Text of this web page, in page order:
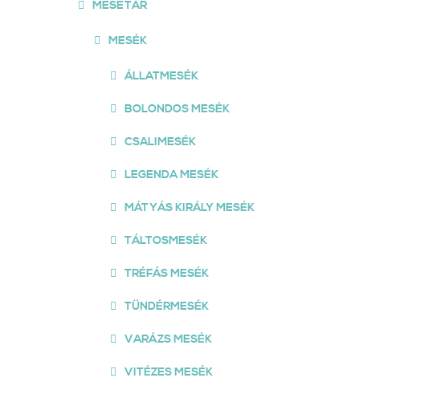
MESETÁR
MESÉK
ÁLLATMESÉK
BOLONDOS MESÉK
CSALIMESÉK
LEGENDA MESÉK
MÁTYÁS KIRÁLY MESÉK
TÁLTOSMESÉK
TRÉFÁS MESÉK
TÜNDÉRMESÉK
VARÁZS MESÉK
VITÉZES MESÉK